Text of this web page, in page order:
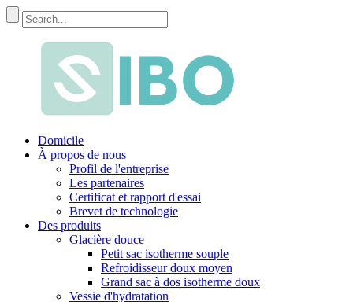
Domicile
À propos de nous
Profil de l'entreprise
Les partenaires
Certificat et rapport d'essai
Brevet de technologie
Des produits
Glacière douce
Petit sac isotherme souple
Refroidisseur doux moyen
Grand sac à dos isotherme doux
Vessie d'hydratation